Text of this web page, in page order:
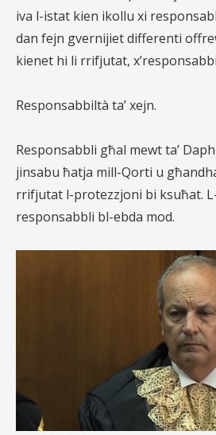
iva l-istat kien ikollu xi
dan fejn gvernijiet differenti
kienet hi li rrifjutat,
Responsabbiltà ta’ xejn.
Responsabbli għal mewt ta’
jinsabu ħatja mill-Qorti u
rrifjutat l-protezzjoni bi ksuħat.
responsabbli bl-ebda mod.